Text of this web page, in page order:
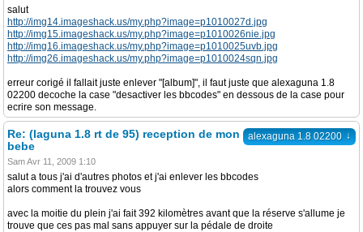
salut
http://img14.imageshack.us/my.php?image=p1010027d.jpg
http://img15.imageshack.us/my.php?image=p1010026nie.jpg
http://img16.imageshack.us/my.php?image=p1010025uvb.jpg
http://img26.imageshack.us/my.php?image=p1010024sqn.jpg
erreur corigé il fallait juste enlever "[album]", il faut juste que alexaguna 1.8
02200 decoche la case "desactiver les bbcodes" en dessous de la case pour
ecrire son message.
alexaguna 1.8 02200 ↓
Re: (laguna 1.8 rt de 95) reception de mon
bebe
Sam Avr 11, 2009 1:10
salut a tous j'ai d'autres photos et j'ai enlever les bbcodes
alors comment la trouvez vous
avec la moitie du plein j'ai fait 392 kilomètres avant que la réserve s'allume je
trouve que ces pas mal sans appuyer sur la pédale de droite